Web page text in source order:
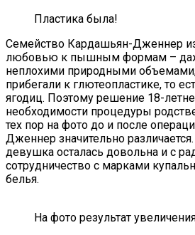
Пластика была!
Семейство Кардашьян-Дженнер
любовью к пышным формам –
неплохими природными
прибегали к глютеопластике, то
ягодиц. Поэтому решение 18-
необходимости процедуры
тех пор на фото до и после
Дженнер значительно
девушка осталась довольна и с
сотрудничество с марками
белья.
На фото результат